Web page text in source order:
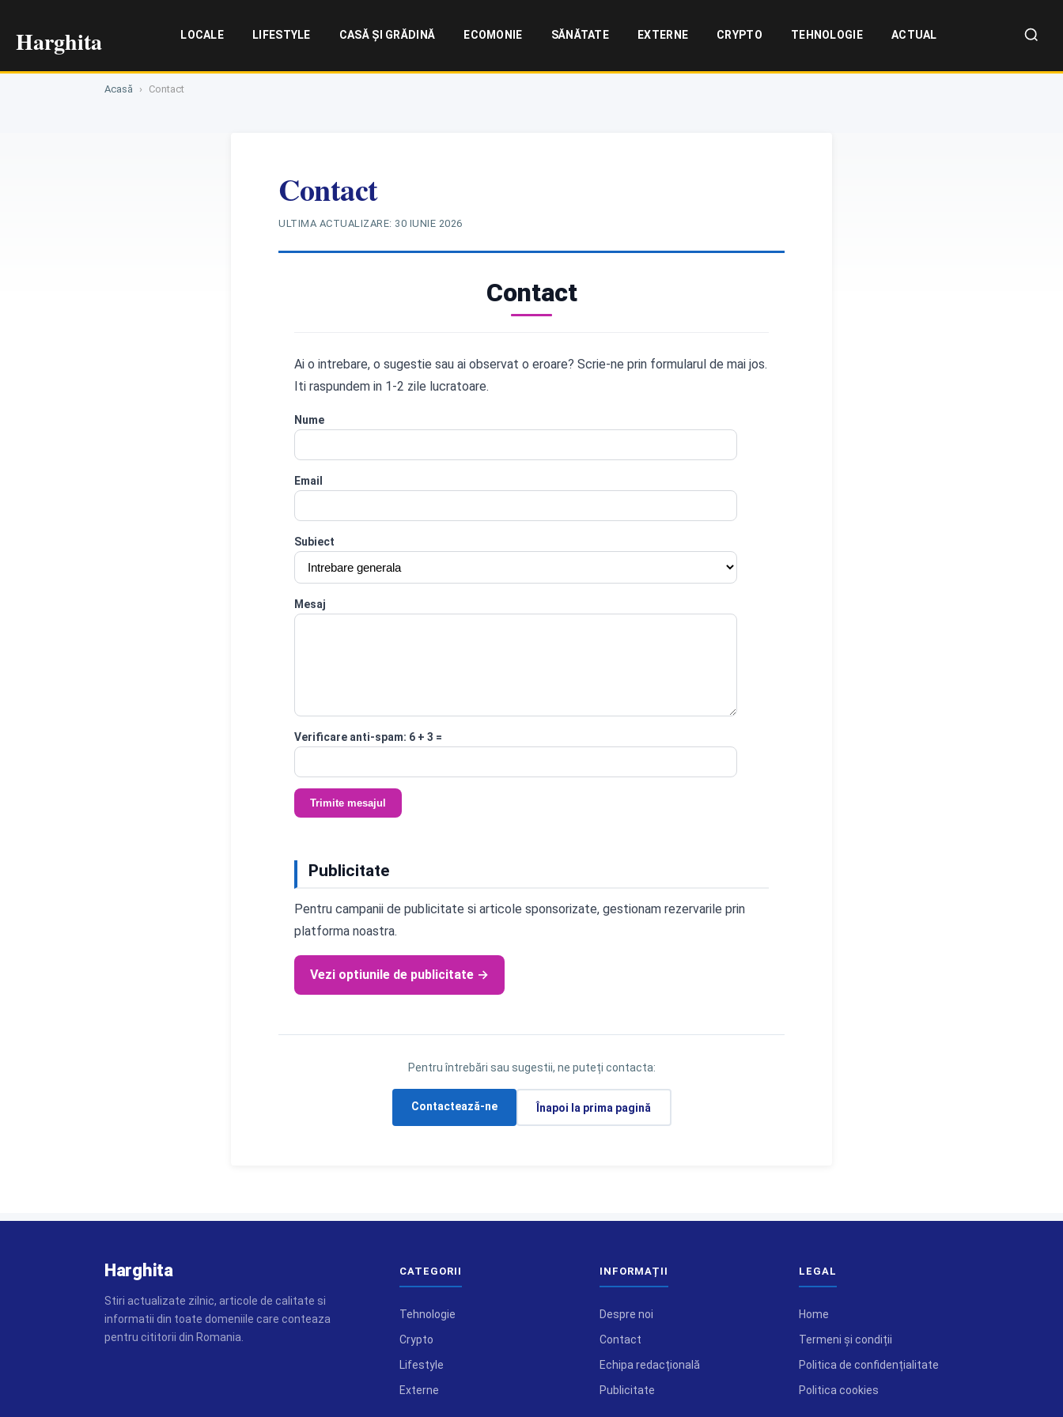
Harghita LOCALE LIFESTYLE CASĂ ȘI GRĂDINĂ ECOMONIE SĂNĂTATE EXTERNE CRYPTO TEHNOLOGIE ACTUAL
Acasă › Contact
Contact
ULTIMA ACTUALIZARE: 30 IUNIE 2026
Contact
Ai o intrebare, o sugestie sau ai observat o eroare? Scrie-ne prin formularul de mai jos.
Iti raspundem in 1-2 zile lucratoare.
Nume
Email
Subiect
Mesaj
Verificare anti-spam: 6 + 3 =
Trimite mesajul
Publicitate
Pentru campanii de publicitate si articole sponsorizate, gestionam rezervarile prin
platforma noastra.
Vezi optiunile de publicitate →
Pentru întrebări sau sugestii, ne puteți contacta:
Contactează-ne Înapoi la prima pagină
Harghita
Stiri actualizate zilnic, articole de calitate si
informatii din toate domeniile care conteaza
pentru cititorii din Romania.
CATEGORII
Tehnologie
Crypto
Lifestyle
Externe
INFORMAȚII
Despre noi
Contact
Echipa redacțională
Publicitate
LEGAL
Home
Termeni și condiții
Politica de confidențialitate
Politica cookies